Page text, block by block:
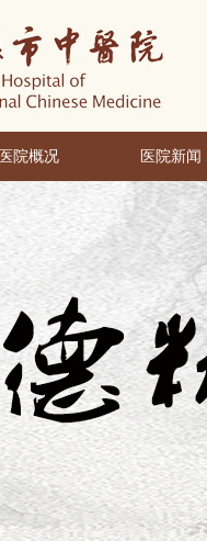
医院概况 医院新闻